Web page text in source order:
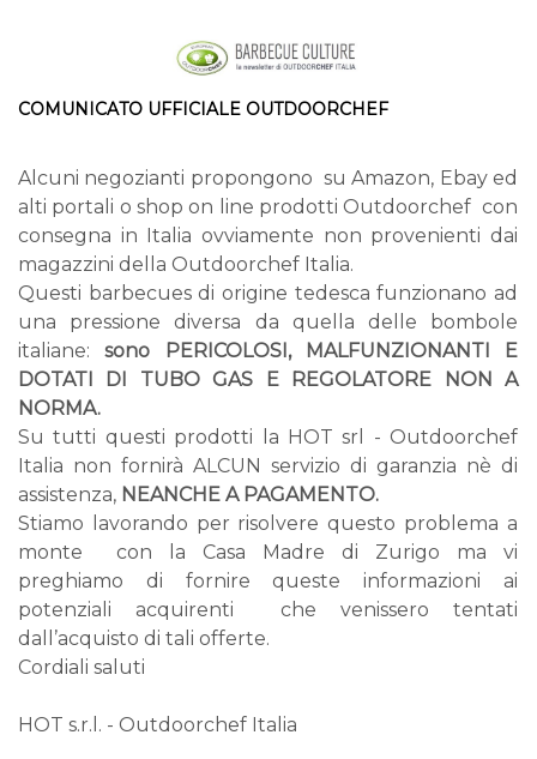
COMUNICATO UFFICIALE OUTDOORCHEF
Alcuni negozianti propongono su Amazon, Ebay ed
alti portali o shop on line prodotti Outdoorchef con
consegna in Italia ovviamente non provenienti dai
magazzini della Outdoorchef Italia.
Questi barbecues di origine tedesca funzionano ad
una pressione diversa da quella delle bombole
italiane:sono PERICOLOSI, MALFUNZIONANTI E
DOTATI DI TUBO GAS E REGOLATORE NON A
NORMA.
Su tutti questi prodotti la HOT srl - Outdoorchef
Italia non fornirà ALCUN servizio di garanzia nè di
assistenza, NEANCHE A PAGAMENTO.
Stiamo lavorando per risolvere questo problema a
monte con la Casa Madre di Zurigo ma vi
preghiamo di fornire queste informazioni ai
potenziali acquirenti che venissero tentati
dall’acquisto di tali offerte.
Cordiali saluti
HOT s.r.l. - Outdoorchef Italia